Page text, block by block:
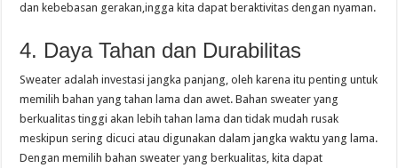
dan kebebasan gerakan,ingga kita dapat beraktivitas dengan nyaman.
4. Daya Tahan dan Durabilitas
Sweater adalah investasi jangka panjang, oleh karena itu penting untuk
memilih bahan yang tahan lama dan awet. Bahan sweater yang
berkualitas tinggi akan lebih tahan lama dan tidak mudah rusak
meskipun sering dicuci atau digunakan dalam jangka waktu yang lama.
Dengan memilih bahan sweater yang berkualitas, kita dapat